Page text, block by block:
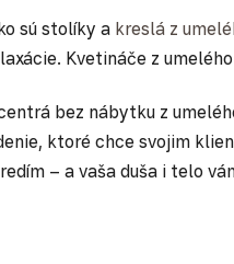
sú stolíky a kreslá z
Kvetináče z
bez nábytku z
ktoré chce svojim
– a vaša duša i telo